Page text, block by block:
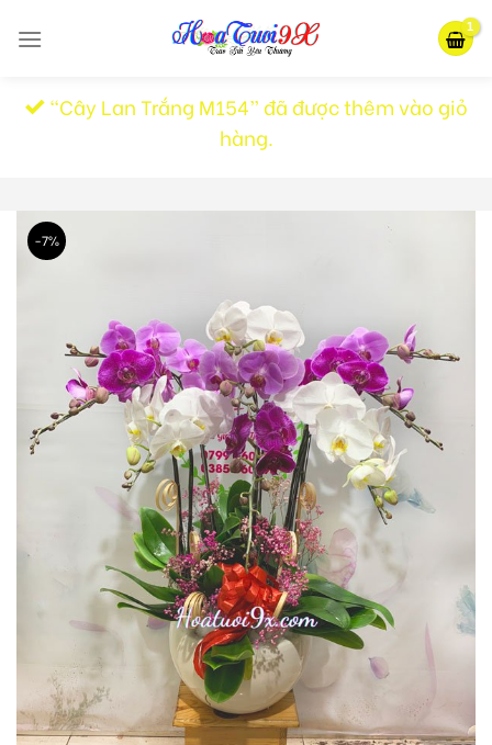
“Cây Lan Trắng M154” đã được thêm vào giỏ
hàng.
-7%